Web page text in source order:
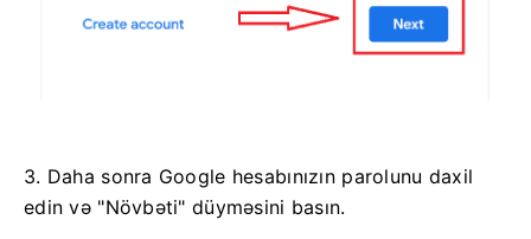
3. Daha sonra Google hesabınızın parolunu daxil
edin və "Növbəti" düyməsini basın.